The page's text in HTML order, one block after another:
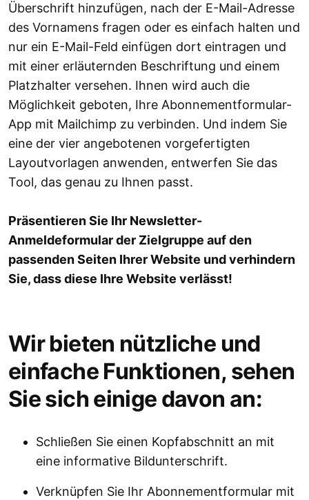
Überschrift hinzufügen, nach der E-Mail-Adresse
des Vornamens fragen oder es einfach halten und
nur ein E-Mail-Feld einfügen dort eintragen und
mit einer erläuternden Beschriftung und einem
Platzhalter versehen. Ihnen wird auch die
Möglichkeit geboten, Ihre Abonnementformular-
App mit Mailchimp zu verbinden. Und indem Sie
eine der vier angebotenen vorgefertigten
Layoutvorlagen anwenden, entwerfen Sie das
Tool, das genau zu Ihnen passt.
Präsentieren Sie Ihr Newsletter-
Anmeldeformular der Zielgruppe auf den
passenden Seiten Ihrer Website und verhindern
Sie, dass diese Ihre Website verlässt!
Wir bieten nützliche und
einfache Funktionen, sehen
Sie sich einige davon an:
Schließen Sie einen Kopfabschnitt an mit
eine informative Bildunterschrift.
Verknüpfen Sie Ihr Abonnementformular mit